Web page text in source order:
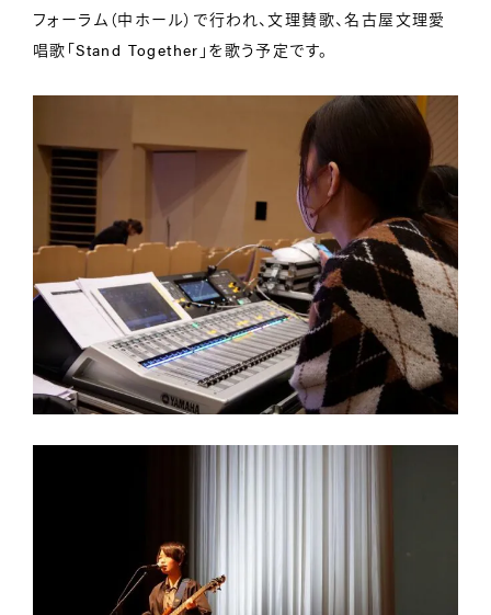
フォーラム（中ホール）で行われ、文理賛歌、名古屋文理愛
唱歌「Stand Together」を歌う予定です。